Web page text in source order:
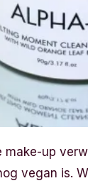
up
vegan is.